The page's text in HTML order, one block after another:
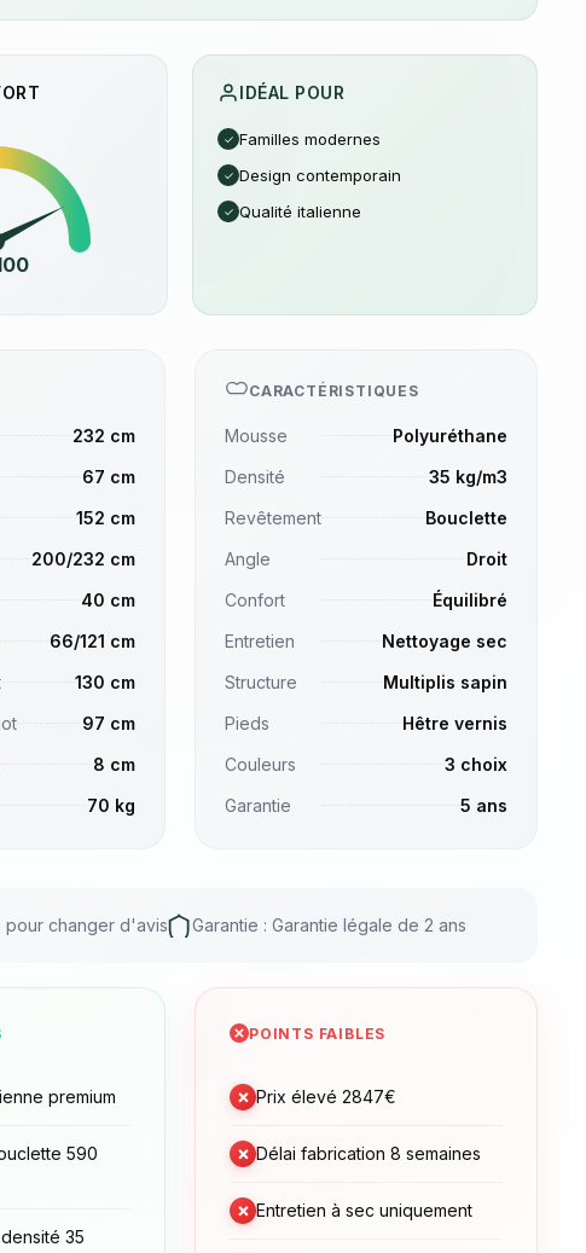
IDÉAL POUR
✓ Familles modernes
✓ Design contemporain
✓ Qualité italienne
232 cm
67 cm
152 cm
200/232 cm
40 cm
66/121 cm
130 cm
97 cm
8 cm
70 kg
CARACTÉRISTIQUES
Mousse
Polyuréthane
Densité
35 kg/m3
Revêtement
Bouclette
Angle
Droit
Confort
Équilibré
Entretien
Nettoyage sec
Structure
Multiplis sapin
Pieds
Hêtre vernis
Couleurs
3 choix
Garantie
5 ans
pour changer d'avis Garantie : Garantie légale de 2 ans
premium
590
35
POINTS FAIBLES
× Prix élevé 2847€
× Délai fabrication 8 semaines
× Entretien à sec uniquement